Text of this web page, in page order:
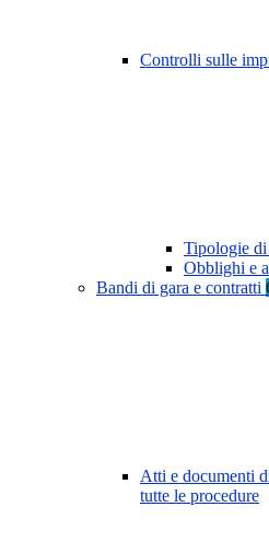
Controlli sulle
Tipologie
Obblighi e
Bandi di gara e contratti
Atti e documenti
tutte le procedure